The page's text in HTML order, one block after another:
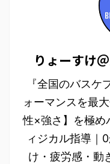
りょーすけ
『全国のバスケ
ォーマンスを最
性×強さ】を極め
ィジカル指導｜
け・疲労感・動